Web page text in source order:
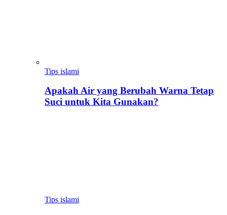
Tips islami
Apakah Air yang Berubah Warna Tetap
Suci untuk Kita Gunakan?
Tips islami